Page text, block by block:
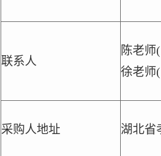
联系人
陈老师(
徐老师(
采购人地址 湖北省